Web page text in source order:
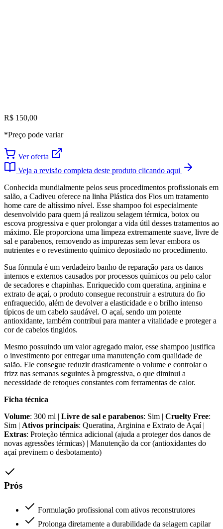
R$ 150,00
*Preço pode variar
Ver oferta
Veja a revisão completa deste produto clicando aqui
Conhecida mundialmente pelos seus procedimentos profissionais em
salão, a Cadiveu oferece na linha Plástica dos Fios um tratamento
home care de altíssimo nível. Esse shampoo foi especialmente
desenvolvido para quem já realizou selagem térmica, botox ou
escova progressiva e quer prolongar a vida útil desses tratamentos ao
máximo. Ele proporciona uma limpeza extremamente suave, livre de
sal e parabenos, removendo as impurezas sem levar embora os
nutrientes e o revestimento químico depositado no procedimento.
Sua fórmula é um verdadeiro banho de reparação para os danos
internos e externos causados por processos químicos ou pelo calor
de secadores e chapinhas. Enriquecido com queratina, arginina e
extrato de açaí, o produto consegue reconstruir a estrutura do fio
enfraquecido, além de devolver a elasticidade e o brilho intenso
típicos de um cabelo saudável. O açaí, sendo um potente
antioxidante, também contribui para manter a vitalidade e proteger a
cor de cabelos tingidos.
Mesmo possuindo um valor agregado maior, esse shampoo justifica
o investimento por entregar uma manutenção com qualidade de
salão. Ele consegue reduzir drasticamente o volume e controlar o
frizz nas semanas seguintes à progressiva, o que diminui a
necessidade de retoques constantes com ferramentas de calor.
Ficha técnica
Volume: 300 ml | Livre de sal e parabenos: Sim | Cruelty Free:
Sim | Ativos principais: Queratina, Arginina e Extrato de Açaí |
Extras: Proteção térmica adicional (ajuda a proteger dos danos de
novas agressões térmicas) | Manutenção da cor (antioxidantes do
açaí previnem o desbotamento)
Prós
Formulação profissional com ativos reconstrutores
Prolonga diretamente a durabilidade da selagem capilar